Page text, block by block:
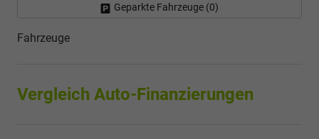
Geparkte Fahrzeuge (0)
Fahrzeuge
Vergleich Auto-Finanzierungen